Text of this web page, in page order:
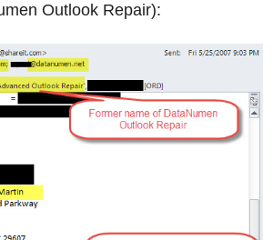
Outlook Repair):